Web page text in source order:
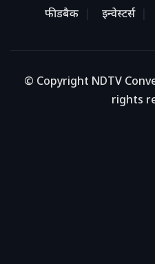
फीडबैक
इन्वेस्टर्स
© Copyright NDTV
rights